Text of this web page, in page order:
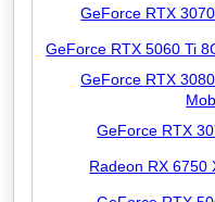
GeForce RTX
GeForce RTX 5060 Ti
GeForce RTX
GeForce RTX
Radeon RX 6750